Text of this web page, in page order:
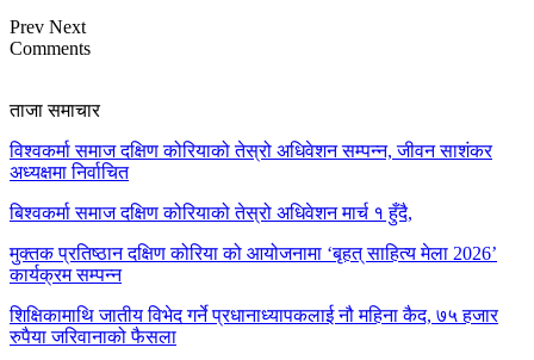
Prev Next
Comments
ताजा समाचार
विश्वकर्मा समाज दक्षिण कोरियाको तेस्रो अधिवेशन सम्पन्न, जीवन साशंकर
अध्यक्षमा निर्वाचित
बिश्वकर्मा समाज दक्षिण कोरियाको तेस्रो अधिवेशन मार्च १ हुँदै,
मुक्तक प्रतिष्ठान दक्षिण कोरिया को आयोजनामा ‘बृहत् साहित्य मेला 2026’
कार्यक्रम सम्पन्न
शिक्षिकामाथि जातीय विभेद गर्ने प्रधानाध्यापकलाई नौ महिना कैद, ७५ हजार
रुपैया जरिवानाको फैसला